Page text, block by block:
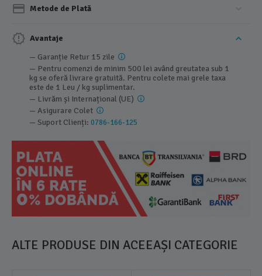
Metode de Plată
Avantaje
— Garanție Retur 15 zile
— Pentru comenzi de minim 500 lei având greutatea sub 1
kg se oferă livrare gratuită. Pentru colete mai grele taxa
este de 1 Leu / kg suplimentar.
— Livrăm și Internațional (UE)
— Asigurare Colet
— Suport Clienți:0786-166-125
ALTE PRODUSE DIN ACEEAȘI CATEGORIE